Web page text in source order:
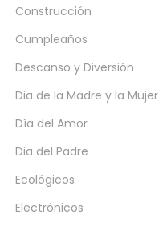
Construcción
Cumpleaños
Descanso y Diversión
Dia de la Madre y la Mujer
Día del Amor
Dia del Padre
Ecológicos
Electrónicos